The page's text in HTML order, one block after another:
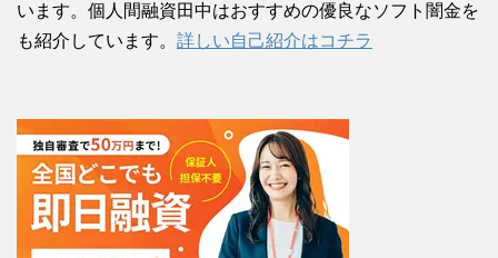
います。個人間融資田中はおすすめの優良なソフト闇金を
も紹介しています。 詳しい自己紹介はコチラ